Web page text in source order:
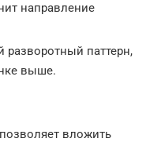
направление
разворотный паттерн,
выше.
вложить